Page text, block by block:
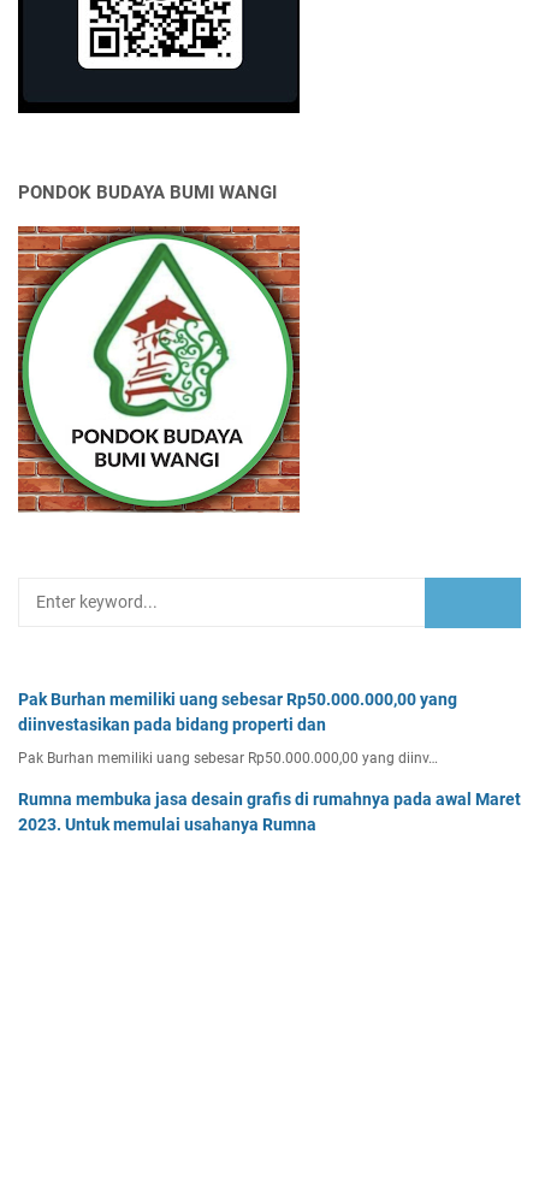
PONDOK BUDAYA BUMI WANGI
Pak Burhan memiliki uang sebesar Rp50.000.000,00 yang
diinvestasikan pada bidang properti dan
Pak Burhan memiliki uang sebesar Rp50.000.000,00 yang diinv…
Rumna membuka jasa desain grafis di rumahnya pada awal Maret
2023. Untuk memulai usahanya Rumna